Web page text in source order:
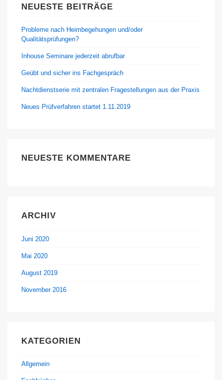
NEUESTE BEITRÄGE
Probleme nach Heimbegehungen und/oder
Qualitätsprüfungen?
Inhouse Seminare jederzeit abrufbar
Geübt und sicher ins Fachgespräch
Nachtdienstserie mit zentralen Fragestellungen aus der Praxis
Neues Prüfverfahren startet 1.11.2019
NEUESTE KOMMENTARE
ARCHIV
Juni 2020
Mai 2020
August 2019
November 2016
KATEGORIEN
Allgemein